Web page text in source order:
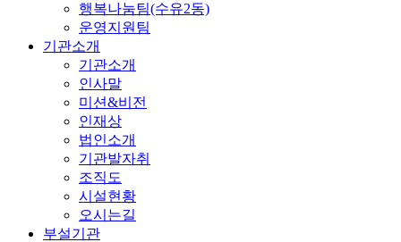
행복나눔팀(수유2동)
운영지원팀
기관소개
기관소개
인사말
미션&비전
인재상
법인소개
기관발자취
조직도
시설현황
오시는길
부설기관